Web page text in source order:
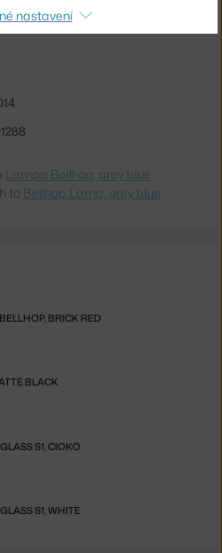
Lampa Bellhop, grey blue
to Bellhop Lamp, grey blue
BRICK RED
BLACK
S1, CIOKO
S1, WHITE
nastavení